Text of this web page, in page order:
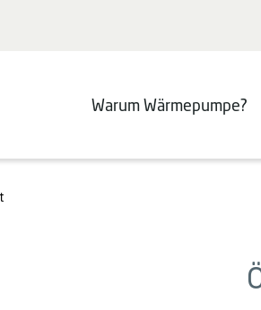
Warum Wärmepumpe?